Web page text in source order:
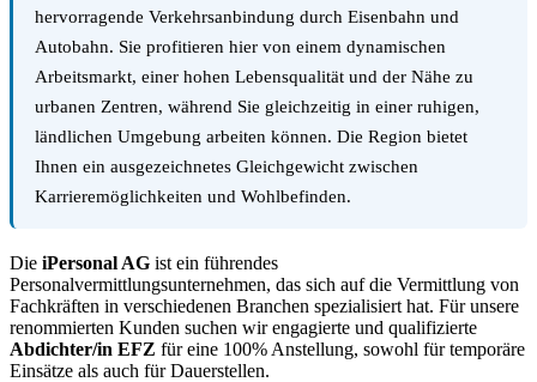
hervorragende Verkehrsanbindung durch Eisenbahn und
Autobahn. Sie profitieren hier von einem dynamischen
Arbeitsmarkt, einer hohen Lebensqualität und der Nähe zu
urbanen Zentren, während Sie gleichzeitig in einer ruhigen,
ländlichen Umgebung arbeiten können. Die Region bietet
Ihnen ein ausgezeichnetes Gleichgewicht zwischen
Karrieremöglichkeiten und Wohlbefinden.
Die iPersonal AG ist ein führendes
Personalvermittlungsunternehmen, das sich auf die Vermittlung von
Fachkräften in verschiedenen Branchen spezialisiert hat. Für unsere
renommierten Kunden suchen wir engagierte und qualifizierte
Abdichter/in EFZ für eine 100% Anstellung, sowohl für temporäre
Einsätze als auch für Dauerstellen.